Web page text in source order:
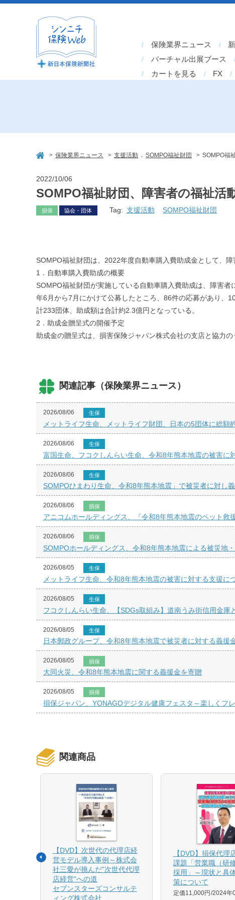
保険業界ニュース
バーチャル出展ブース
カートを見る
FX
> 保険業界ニュース > 支援活動 SOMPO福祉財団 > SOMPO福
2022/10/06
SOMPO福祉財団、障害者の福祉活
損保 協会・団体 Tag: 支援活動 SOMPO福祉財団
SOMPO福祉財団は、2022年度自動車購入費助成金として、
1．自動車購入費助成の概要
SOMPO福祉財団が実施している自動車購入費助成は、障害
年6月から7月にかけて公募したところ、86件の応募があり、
計233団体、助成額は合計約2.3億円となっている。
2．助成金贈呈式の開催予定
助成金の贈呈式は、損害保険ジャパン株式会社の支店と協力
関連記事（保険業界ニュース）
2026/08/06 生保
メットライフ生命、メットライフ財団、日本の5団体に総額
2026/08/06 生保
富国生命、フコクしんらい生命、令和8年熊本地震の被害に
2026/08/06 生保
SOMPOひまわり生命、令和8年熊本地震」で被災者に対し
2026/08/06 損保
アニコムホールディングス、『令和8年熊本地震のペット救
2026/08/06 損保
SOMPOホールディングス、令和8年熊本地震による被災地
2026/08/05 生保
メットライフ生命、令和8年熊本地震の被害に対する支援に
2026/08/05 生保
フコクしんらい生命、【SDGs取組み】道南うみ街信用金
2026/08/05 生保
日本郵政グループ、令和8年熊本地震で被災者に対する義援
2026/08/05 損保
大同火災、令和8年熊本地震に関する義援金を寄贈
2026/08/05 損保
損保ジャパン、YONAGOデジタル健康フェスタ～楽しくフ
関連商品
【DVD】次世代の代理店経
営モデル導入事例～株式会
社三愛が挑んだ”次世代代理
店経営”への道
セブンスターズコンサルテ
ィング株式会社
【DVD】損保代理
課題「営業職（研
採用」～現状と具
策について
定価11,000円 2024年